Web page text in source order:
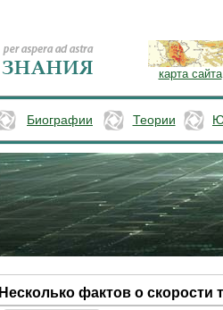
карта сайта
Биографии Теории
Несколько фактов о скорости